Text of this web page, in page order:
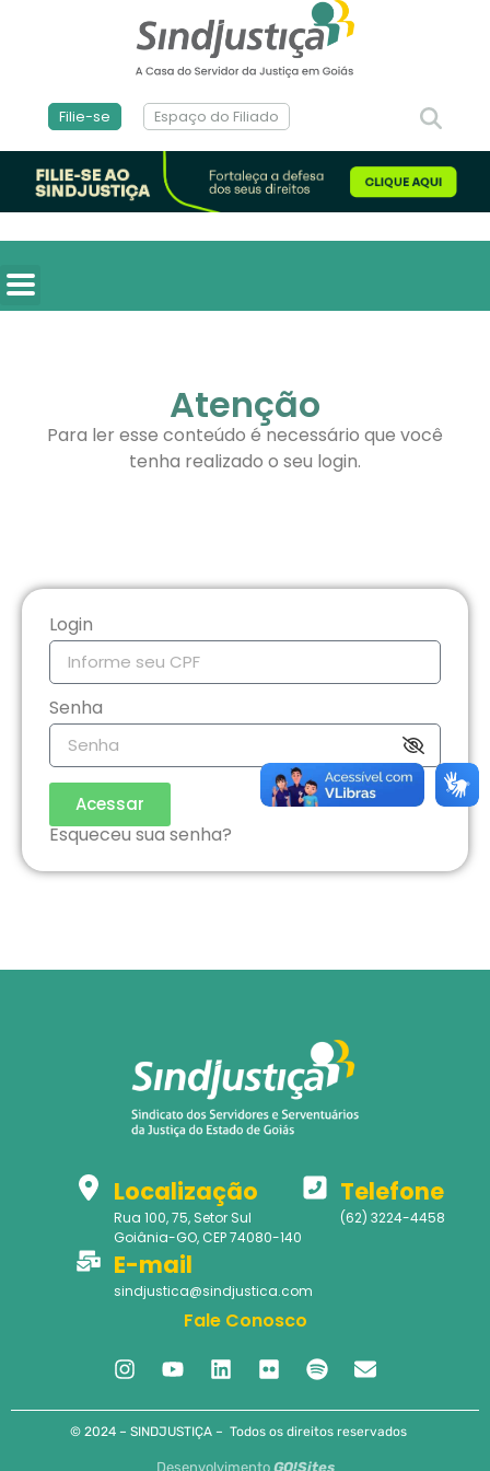
Filie-se Espaço do Filiado
Atenção
Para ler esse conteúdo é necessário que você
tenha realizado o seu login.
Login
Senha
Acessar
Esqueceu sua senha?
Localização
Rua 100, 75, Setor Sul
Goiânia-GO, CEP 74080-140
Telefone
(62) 3224-4458
E-mail
sindjustica@sindjustica.com
Fale Conosco
© 2024 – SINDJUSTIÇA – Todos os direitos reservados
Desenvolvimento GO!Sites